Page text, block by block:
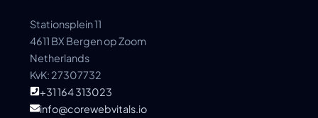
Stationsplein 11
4611 BX Bergen op Zoom
Netherlands
KvK: 27307732
+31 164 313023
info@corewebvitals.io